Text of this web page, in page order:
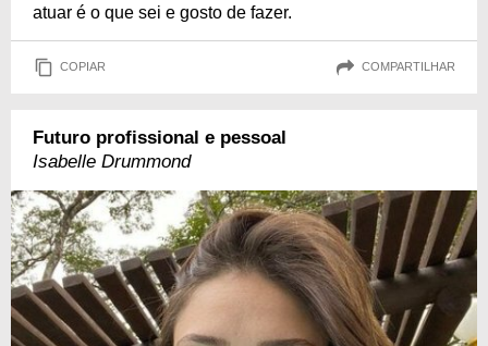
atuar é o que sei e gosto de fazer.
COPIAR COMPARTILHAR
Futuro profissional e pessoal
Isabelle Drummond